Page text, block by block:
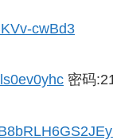
cwBd3
密码